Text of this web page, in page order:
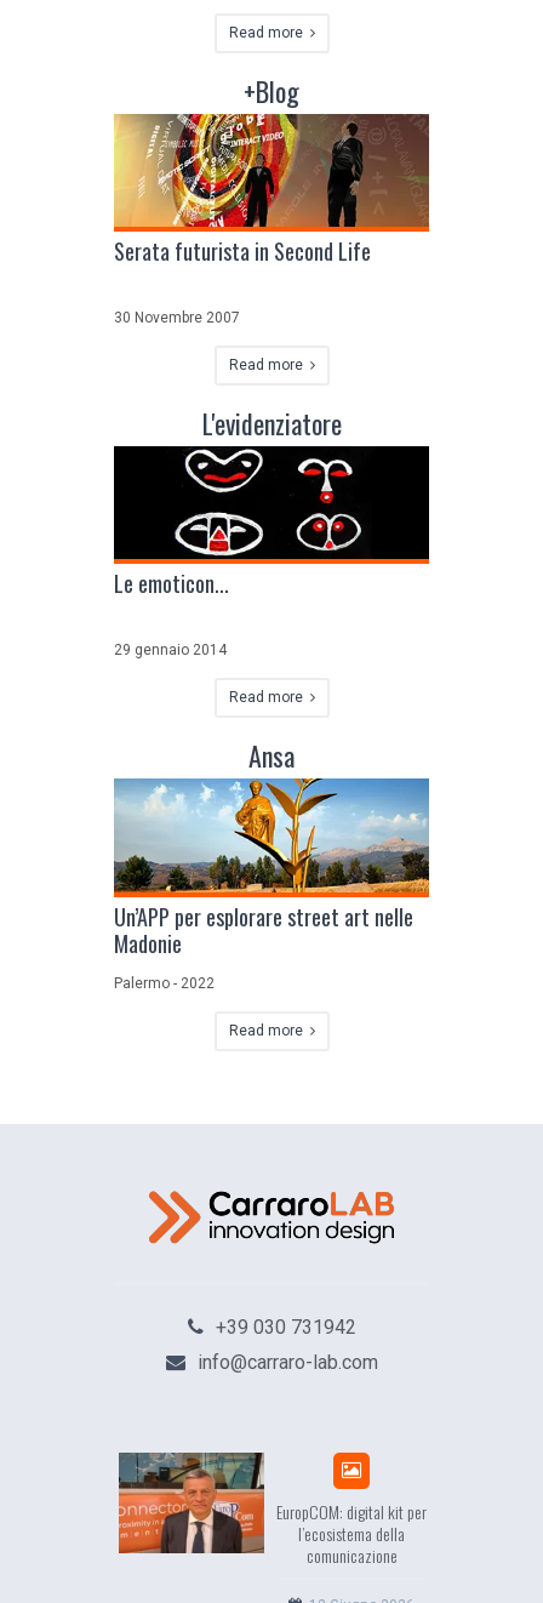
Read more
+Blog
Serata futurista in Second Life
30 Novembre 2007
Read more
L'evidenziatore
Le emoticon...
29 gennaio 2014
Read more
Ansa
Un’APP per esplorare street art nelle
Madonie
Palermo - 2022
Read more
+39 030 731942
info@carraro-lab.com
EuropCOM: digital kit per
l’ecosistema della
comunicazione